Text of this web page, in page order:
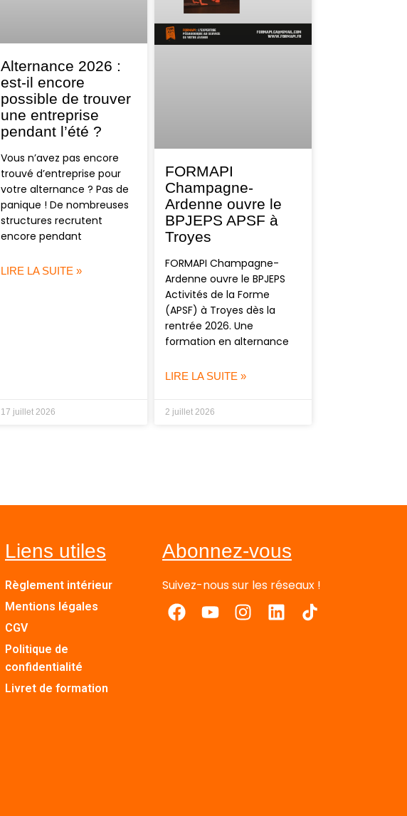
Alternance 2026 :
est-il encore
possible de trouver
une entreprise
pendant l’été ?
Vous n’avez pas encore
trouvé d’entreprise pour
votre alternance ? Pas de
panique ! De nombreuses
structures recrutent
encore pendant
LIRE LA SUITE »
17 juillet 2026
FORMAPI
Champagne-
Ardenne ouvre le
BPJEPS APSF à
Troyes
FORMAPI Champagne-
Ardenne ouvre le BPJEPS
Activités de la Forme
(APSF) à Troyes dès la
rentrée 2026. Une
formation en alternance
LIRE LA SUITE »
2 juillet 2026
Liens utiles
Règlement intérieur
Mentions légales
CGV
Politique de
confidentialité
Livret de formation
Abonnez-vous
Suivez-nous sur les réseaux !